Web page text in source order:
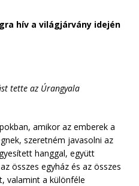
hív a világjárvány idején
tette az Úrangyala
amikor az emberek a
szeretném javasolni az
hanggal, együtt
összes egyház és az összes
valamint a különféle